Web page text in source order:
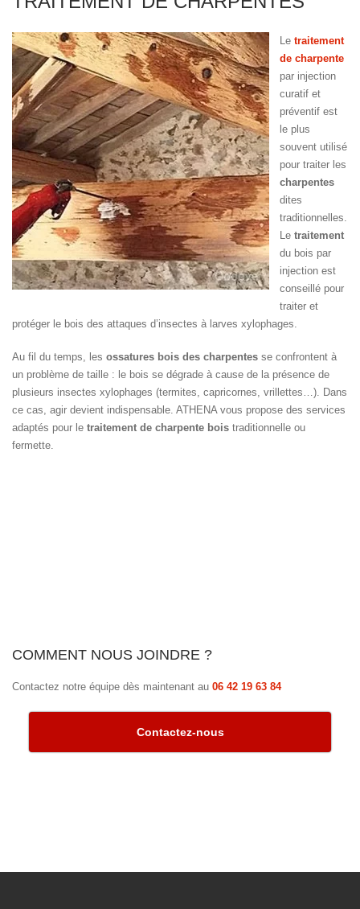
Le traitement
de charpente
par injection
curatif et
préventif est
le plus
souvent utilisé
pour traiter les
charpentes
dites
traditionnelles.
Le traitement
du bois par
injection est
conseillé pour
traiter et
protéger le bois des attaques d’insectes à larves xylophages.
Au fil du temps, les ossatures bois des charpentes se confrontent à
un problème de taille : le bois se dégrade à cause de la présence de
plusieurs insectes xylophages (termites, capricornes, vrillettes…). Dans
ce cas, agir devient indispensable. ATHENA vous propose des services
adaptés pour le traitement de charpente bois traditionnelle ou
fermette.
COMMENT NOUS JOINDRE ?
Contactez notre équipe dès maintenant au 06 42 19 63 84
Contactez-nous